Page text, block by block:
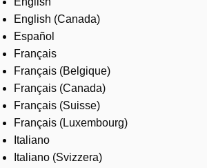
English (Canada)
Español
Français
Français (Belgique)
Français (Canada)
Français (Suisse)
Français (Luxembourg)
Italiano
Italiano (Svizzera)